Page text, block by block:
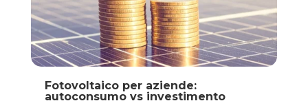
Fotovoltaico per aziende:
autoconsumo vs investimento